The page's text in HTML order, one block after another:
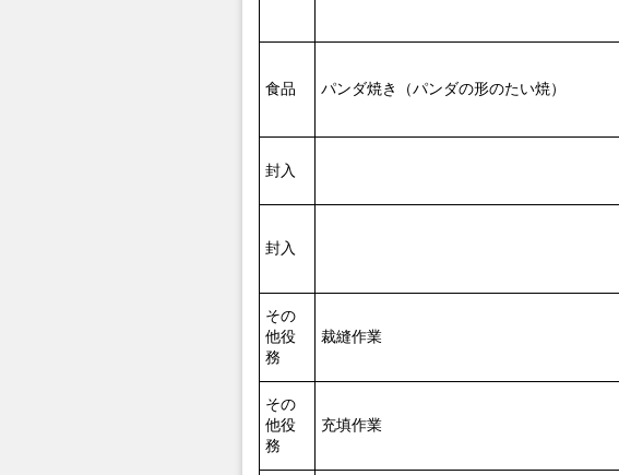
食品 パンダ焼き（パンダの形のたい焼）
封入
封入
その
他役
務
裁縫作業
その
他役
務
充填作業